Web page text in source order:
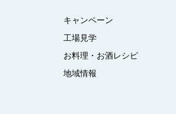
キャンペーン
工場見学
お料理・お酒レシピ
地域情報